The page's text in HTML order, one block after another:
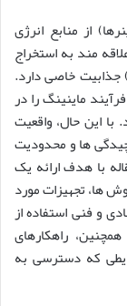
از منابع انرژی
مند به استخراج
جذابیت خاصی دارد.
ماینینگ را در
این حال، واقعیت
ها و محدودیت
با هدف ارائه یک
ها، تجهیزات مورد
و فنی استفاده از
راهکارهای
که دسترسی به